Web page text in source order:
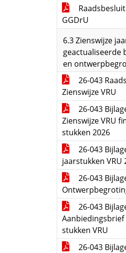
GGDrU
6.3 Zienswijze
geactualiseerde
en
26-043
Zienswijze VRU
26-043
Zienswijze VRU
stukken 2026
26-043
jaarstukken VRU
26-043
26-043
stukken VRU
26-043